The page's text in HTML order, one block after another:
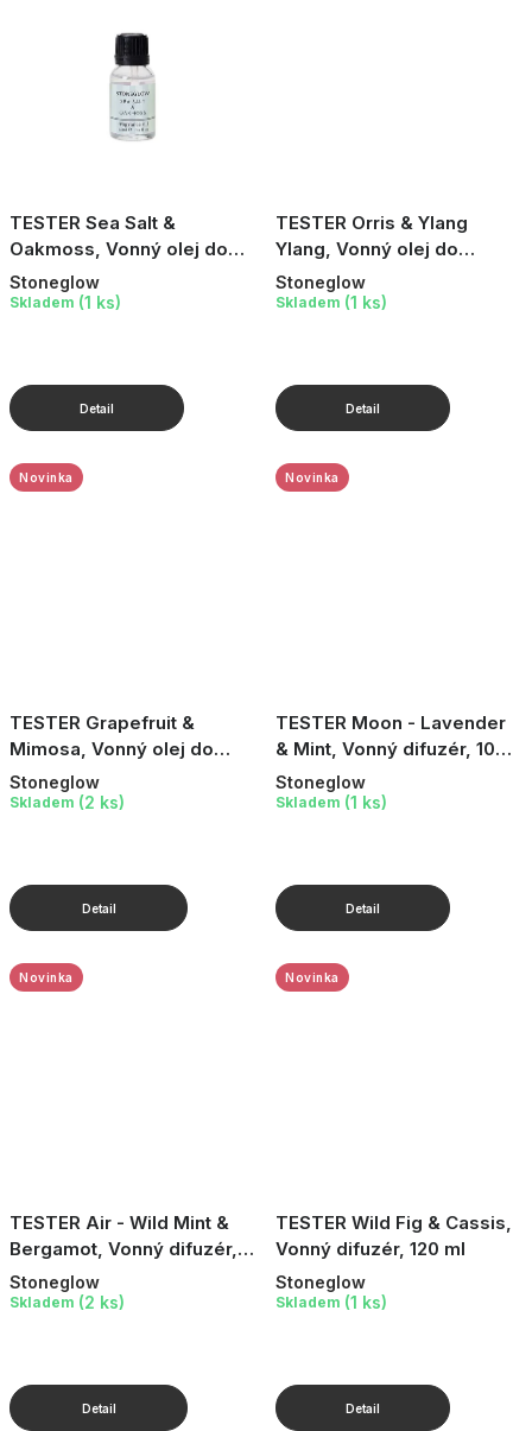
TESTER Sea Salt &
Oakmoss, Vonný olej do
aroma lampy, 15 ml
Stoneglow
Skladem (1 ks)
TESTER Orris & Ylang
Ylang, Vonný olej do
aromalampy, 15 ml
Stoneglow
Skladem (1 ks)
TESTER Grapefruit &
Mimosa, Vonný olej do
aromalampy, 15 ml
Novinka
Stoneglow
Skladem (2 ks)
TESTER Moon - Lavender
& Mint, Vonný difuzér, 100
ml
Novinka
Stoneglow
Skladem (1 ks)
TESTER Air - Wild Mint &
Bergamot, Vonný difuzér,
100 ml
Novinka
Stoneglow
Skladem (2 ks)
TESTER Wild Fig & Cassis,
Vonný difuzér, 120 ml
Novinka
Stoneglow
Skladem (1 ks)